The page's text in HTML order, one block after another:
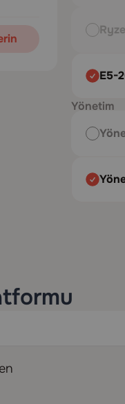
E5-
Yönetim